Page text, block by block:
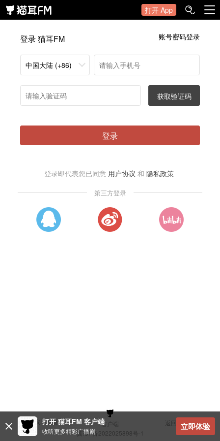
打开 App
登录 猫耳FM 账号密码登录
中国大陆 (+86)
获取验证码
登录
登录即代表您已同意 用户协议 和 隐私政策
第三方登录
建议与反馈 客户端
返回顶部
冀ICP备2022025898号-1
打开 猫耳FM 客户端
收听更多精彩广播剧 立即体验